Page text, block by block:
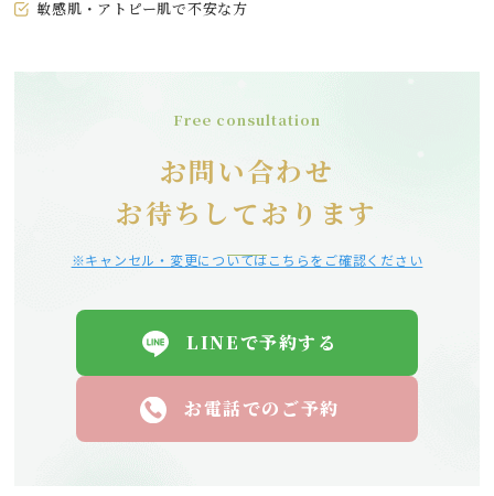
敏感肌・アトピー肌で不安な方
Free consultation
お問い合わせ
お待ちしております
※キャンセル・変更についてはこちらをご確認ください
LINEで予約する
お電話でのご予約